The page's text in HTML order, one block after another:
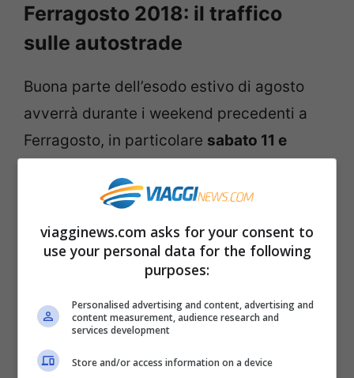
Ferragosto 2018: il traffico
sulle autostrade
Buona parte dell’esodo estivo di agosto
avverrà durante i weekend precedenti a
Ferragosto, in particolare sabato 11 e
critico verso le località di villeggiatura. Il
pomeriggio del14 agosto, ma anche il
Ferragostoin molti si
muoveranno in auto verso le località di
vacanza. Ricordiamo che anche il 15
agosto non potranno circolare i mezzi
viagginews.com asks for your consent to
use your personal data for the following
purposes:
Personalised advertising and content, advertising and
content measurement, audience research and
services development
Store and/or access information on a device